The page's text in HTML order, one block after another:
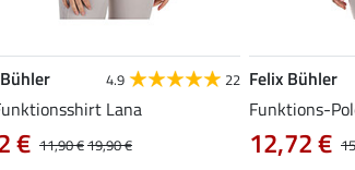
4.9 22
Lana
11,90 €19,90 €
€
Felix Bühler
Funktions-
12,72 €